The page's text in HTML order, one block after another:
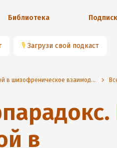
Библиотека
🎙 Загрузи свой подкаст
📚Парадокс и контрпарадокс. Новая модель терапии семьи, вовлеченной в шизофреническое взаимодействие
в